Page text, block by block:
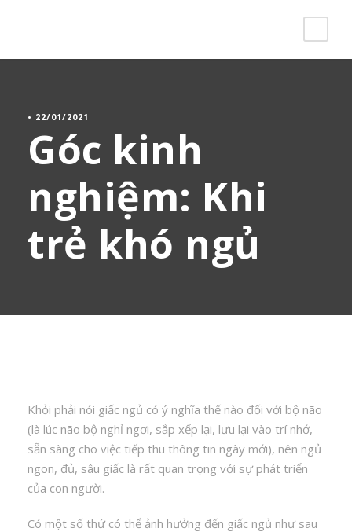
• 22/01/2021
Góc kinh
nghiệm: Khi
trẻ khó ngủ
Khỏi phải nói giấc ngủ có ý nghĩa thế nào đối với bộ não
(là lúc não bộ nghỉ ngơi, sắp xếp lại, lưu lại vào trí nhớ,
sẵn sàng cho việc tiếp thu thông tin ngày mới), nên ngủ
ngon, đủ, sâu giấc là rất quan trọng với sự phát triển
của con người.
Có một số thứ có thể ảnh hưởng đến giấc ngủ như sau